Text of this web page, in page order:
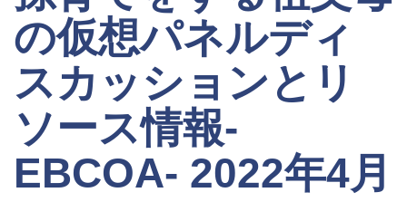
の仮想パネルディ
スカッションとリ
ソース情報-
EBCOA- 2022年4月